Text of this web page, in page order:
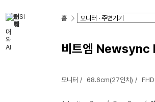
홈
비트엠 Newsync
모니터 68.6cm(27인치)